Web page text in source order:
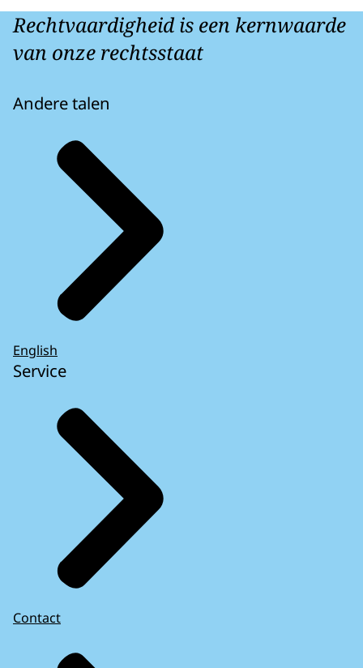
Rechtvaardigheid is een kernwaarde
van onze rechtsstaat
Andere talen
English
Service
Contact